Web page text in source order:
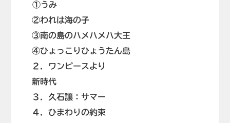
①うみ
②われは海の子
③南の島のハメハメハ大王
④ひょっこりひょうたん島
２．ワンピースより
新時代
３．久石譲：サマー
４．ひまわりの約束